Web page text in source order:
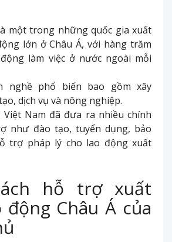
một trong những quốc gia xuất
lớn ở Châu Á, với hàng trăm
làm việc ở nước ngoài mỗi
nghề phổ biến bao gồm xây
dịch vụ và nông nghiệp.
Việt Nam đã đưa ra nhiều chính
như đào tạo, tuyển dụng, bảo
trợ pháp lý cho lao động xuất
hỗ trợ xuất
động Châu Á của